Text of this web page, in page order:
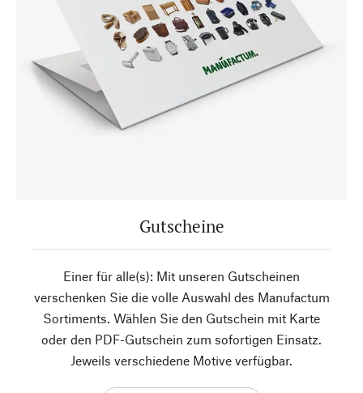
Gutscheine
Einer für alle(s): Mit unseren Gutscheinen
verschenken Sie die volle Auswahl des Manufactum
Sortiments. Wählen Sie den Gutschein mit Karte
oder den PDF-Gutschein zum sofortigen Einsatz.
Jeweils verschiedene Motive verfügbar.